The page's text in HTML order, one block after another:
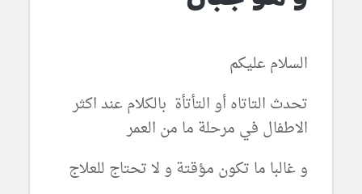
السلام عليكم
تحدث التاتاه أو التأتأة بالكلام عند اكثر
الاطفال في مرحلة ما من العمر
و غالبا ما تكون مؤقتة و لا تحتاج للعلاج